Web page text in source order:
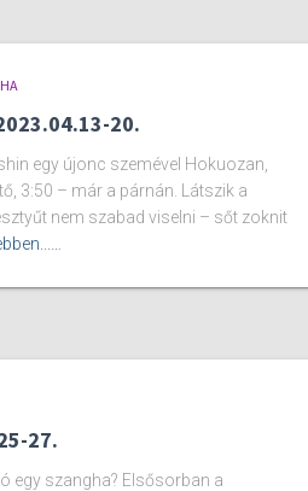
20.
egy újonc szemével Hokuozan,
3:50 – már a párnán. Látszik a
nem szabad viselni – sőt zoknit
27.
egy szangha? Elsősorban a